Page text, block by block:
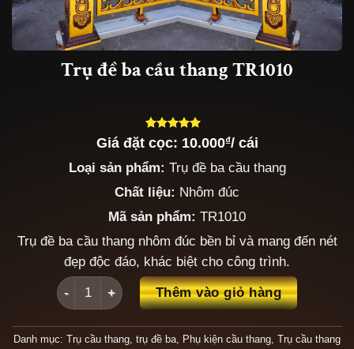
Trụ đề ba cầu thang TR1010
5.00trên 5
dựa trên
3
đánh giá
Giá đặt cọc: 10.000₫/ cái
Loại sản phẩm: Trụ đề ba cầu thang
Chất liệu: Nhôm đúc
Mã sản phẩm: TR1010
Trụ đề ba cầu thang nhôm đúc bền bỉ và mang đến nét
đẹp độc đáo, khác biệt cho công trình.
Trụ đề ba cầu thang TR1010 số lượng
Thêm vào giỏ hàng
Danh mục: Trụ cầu thang, trụ đề ba, Phụ kiện cầu thang, Trụ cầu thang